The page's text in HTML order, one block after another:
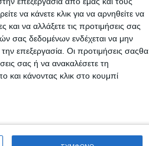
να κάνετε κλικ για να αρνηθείτε να
να αλλάξετε τις προτιμήσεις σας
σας δεδομένων ενδέχεται να μην
επεξεργασία. Οι προτιμήσεις σαςθα
σας ή να ανακαλέσετε τη
και κάνοντας κλικ στο κουμπί
κάποιοι
Ένα